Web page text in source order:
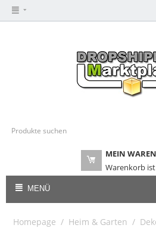
MEIN
Warenkorb
MENÜ
Homepage / Heim & Garten /